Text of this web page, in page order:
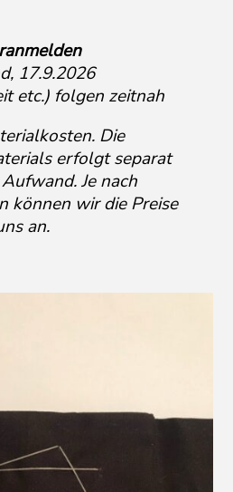
17.9.2026
etc.) folgen zeitnah
Die
erfolgt separat
Je nach
können wir die Preise
an.